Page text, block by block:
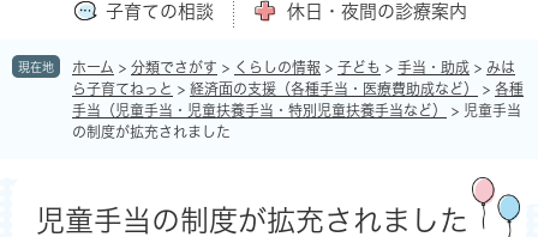
子育ての相談 休日・夜間の診療案内
現在地 ホーム > 分類でさがす > くらしの情報 > 子ども > 手当・助成 > みは
ら子育てねっと > 経済面の支援（各種手当・医療費助成など） > 各種
手当（児童手当・児童扶養手当・特別児童扶養手当など）
> 児童手当
の制度が拡充されました
児童手当の制度が拡充されました